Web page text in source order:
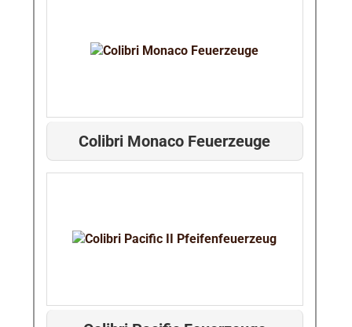
Colibri Monaco Feuerzeuge